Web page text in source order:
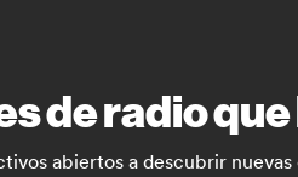
de radio
abiertos a descubrir